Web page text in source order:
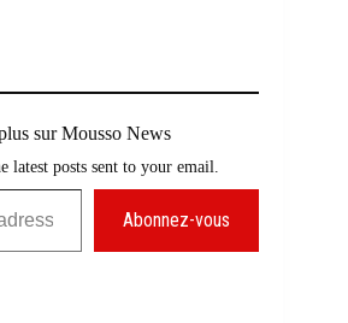
sur Mousso News
latest posts sent to your email.
Abonnez-vous